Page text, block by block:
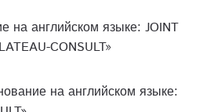
на английском языке: JOINT
CONSULT»
на английском языке: